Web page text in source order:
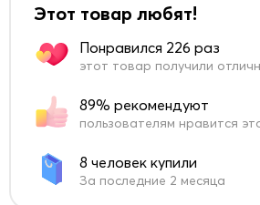
Этот товар любят!
Понравился 226 раз
этот товар получили
89% рекомендуют
пользователям нравится
8 человек купили
За последние 2 месяца